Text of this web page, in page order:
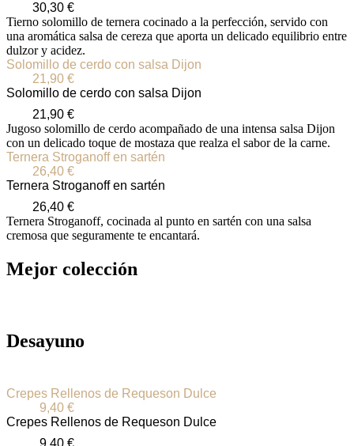
30,30€
Tierno solomillo de ternera cocinado a la perfección, servido con
una aromática salsa de cereza que aporta un delicado equilibrio entre
dulzor y acidez.
Solomillo de cerdo con salsa Dijon
21,90€
Solomillo de cerdo con salsa Dijon
21,90€
Jugoso solomillo de cerdo acompañado de una intensa salsa Dijon
con un delicado toque de mostaza que realza el sabor de la carne.
Ternera Stroganoff en sartén
26,40€
Ternera Stroganoff en sartén
26,40€
Ternera Stroganoff, cocinada al punto en sartén con una salsa
cremosa que seguramente te encantará.
Mejor colección
Desayuno
Crepes Rellenos de Requeson Dulce
9,40€
Crepes Rellenos de Requeson Dulce
9,40€